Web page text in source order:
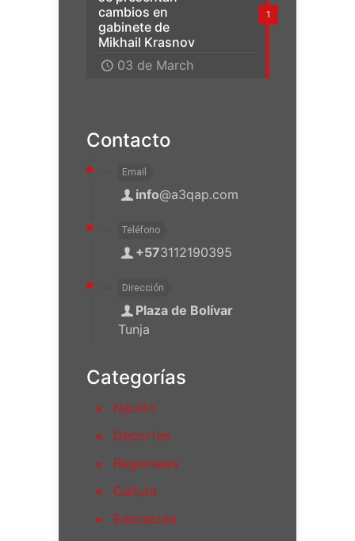
1
cambios en
gabinete de
Mikhail Krasnov
03 de March
Contacto
Email
info@a3qap.com
Teléfono
+573112190395
Dirección
Plaza de Bolívar
Tunja
Categorías
Nación
Deportes
Regionales
Cultura
Educación